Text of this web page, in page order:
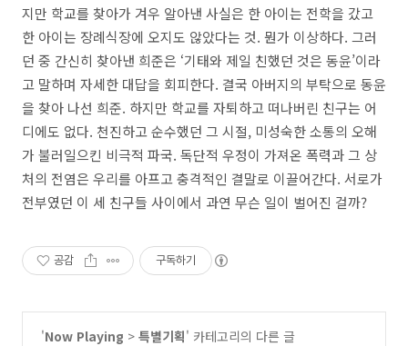
지만 학교를 찾아가 겨우 알아낸 사실은 한 아이는 전학을 갔고
한 아이는 장례식장에 오지도 않았다는 것. 뭔가 이상하다. 그러
던 중 간신히 찾아낸 희준은 ‘기태와 제일 친했던 것은 동윤’이라
고 말하며 자세한 대답을 회피한다. 결국 아버지의 부탁으로 동윤
을 찾아 나선 희준. 하지만 학교를 자퇴하고 떠나버린 친구는 어
디에도 없다. 천진하고 순수했던 그 시절, 미성숙한 소통의 오해
가 불러일으킨 비극적 파국. 독단적 우정이 가져온 폭력과 그 상
처의 전염은 우리를 아프고 충격적인 결말로 이끌어간다. 서로가
전부였던 이 세 친구들 사이에서 과연 무슨 일이 벌어진 걸까?
공감 구독하기
'Now Playing > 특별기획' 카테고리의 다른 글